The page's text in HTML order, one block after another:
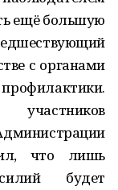
ещё большую
с органами
что лишь
будет